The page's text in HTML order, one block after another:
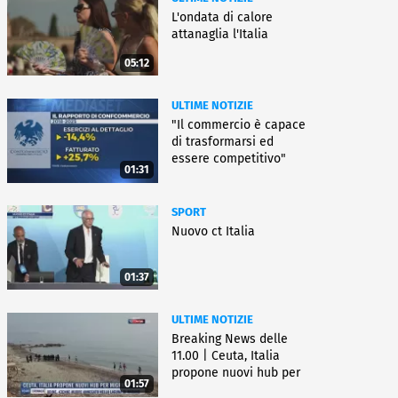
05:12
L'ondata di calore
attanaglia l'Italia
01:31
ULTIME NOTIZIE
"Il commercio è capace
di trasformarsi ed
essere competitivo"
01:37
SPORT
Nuovo ct Italia
01:57
ULTIME NOTIZIE
Breaking News delle
11.00 | Ceuta, Italia
propone nuovi hub per